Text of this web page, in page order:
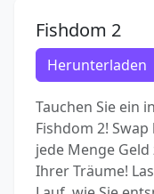
Fishdom 2
Herunterladen
Tauchen Sie ein
Fishdom 2!
jede Menge
Ihrer Träume!